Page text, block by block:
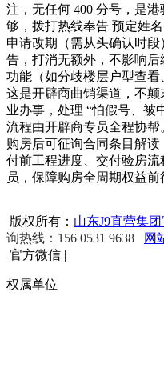
注，无任何 400 分号，是
够，拨打热线奉告 预定姓
申请改期（需从头确认时
告，打消无额外，不影响
功能（如分歧楼层户型查看
这是开辟商曲销渠道，不
业办事，处理 “怕假号、被
流程由开辟商专员全程协帮
购房后可征询合同条目解
付前工程进度、交付验房
员，保障购房全周期权益前
版权所有： 山东J9直营集
询热线：156 0531 9638
网
官方微信 |
权属单位